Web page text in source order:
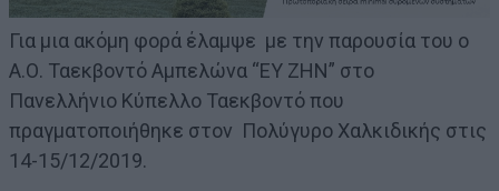
Για μια ακόμη φορά έλαμψε με την παρουσία του ο
Α.Ο. Ταεκβοντό Αμπελώνα “ΕΥ ΖΗΝ” στο
Πανελλήνιο Κύπελλο Ταεκβοντό που
πραγματοποιήθηκε στον Πολύγυρο Χαλκιδικής στις
14-15/12/2019.